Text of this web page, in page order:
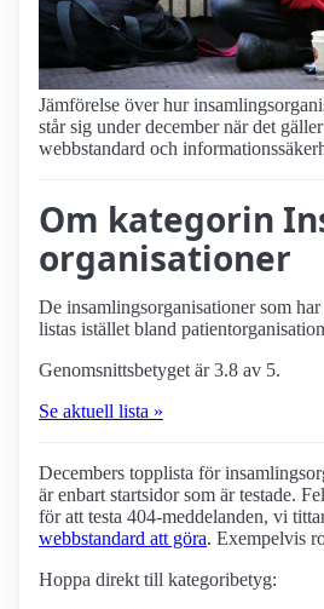
Jämförelse över hur
står sig under december när det
webbstandard och
Om kategorin
organisationer
De insamlings­organisationer som
listas istället bland
Genomsnittsbetyget är 3.8 av 5.
Se aktuell lista »
Decembers topplista för
är enbart startsidor som är testade.
för att testa 404-meddelanden, vi
webbstandard att göra. Exempelvis
Hoppa direkt till kategoribetyg: